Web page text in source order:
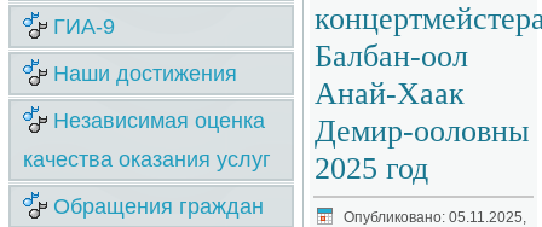
ГИА-9
Наши достижения
Независимая оценка
качества оказания услуг
Обращения граждан
Балбан-оол
Анай-Хаак
Демир-ооловны
2025 год
Опубликовано: 05.11.2025,